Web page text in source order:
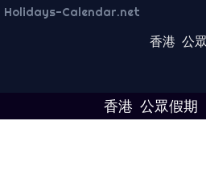
Holidays-Calendar.net
香港 公
香港 公眾假期